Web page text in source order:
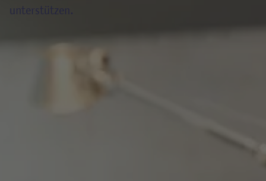
unterstützen.